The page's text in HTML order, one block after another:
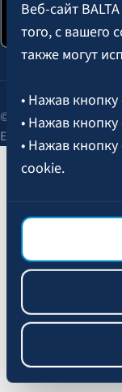
Веб-сайт
того, с вашего
также могут
• Нажав
• Нажав
• Нажав
cookie.
Более
© 2026 AAS BALTA |
Единый рег. №